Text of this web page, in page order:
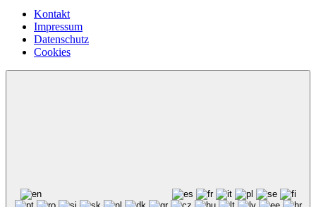
Kontakt
Impressum
Datenschutz
Cookies